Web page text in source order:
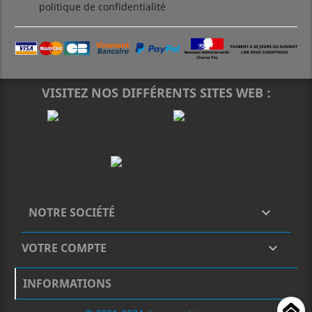
politique de confidentialité
VISITEZ NOS DIFFÉRENTS SITES WEB :
NOTRE SOCIÉTÉ 
VOTRE COMPTE 
INFORMATIONS